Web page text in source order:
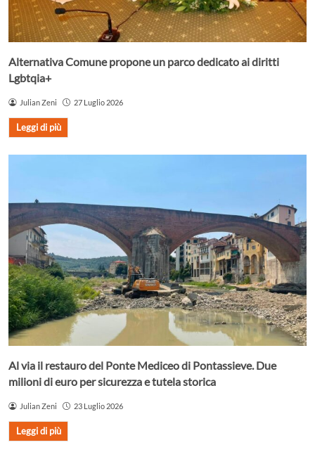
Alternativa Comune propone un parco dedicato ai diritti
Lgbtqia+
Julian Zeni 27 Luglio 2026
Leggi di più
Al via il restauro del Ponte Mediceo di Pontassieve. Due
milioni di euro per sicurezza e tutela storica
Julian Zeni 23 Luglio 2026
Leggi di più